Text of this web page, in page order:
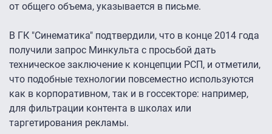
от общего объема, указывается в письме.
В ГК "Синематика" подтвердили, что в конце 2014 года
получили запрос Минкульта с просьбой дать
техническое заключение к концепции РСП, и отметили,
что подобные технологии повсеместно используются
как в корпоративном, так и в госсекторе: например,
для фильтрации контента в школах или
таргетирования рекламы.